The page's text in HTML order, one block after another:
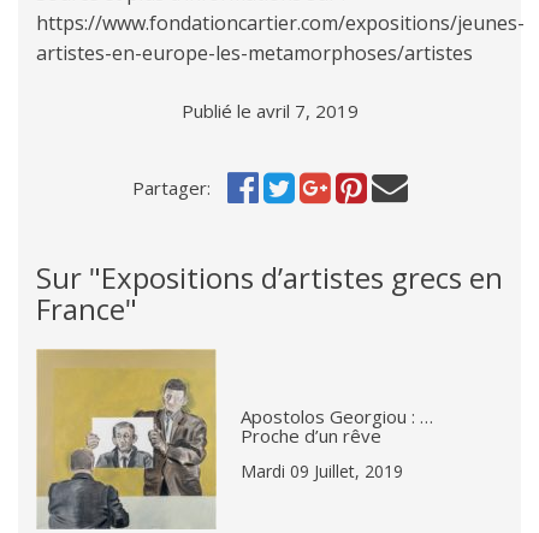
https://www.fondationcartier.com/expositions/jeunes-
artistes-en-europe-les-metamorphoses/artistes
Publié le avril 7, 2019
Partager:
Sur "Expositions d’artistes grecs en
France"
Apostolos Georgiou : …
Proche d’un rêve
Mardi 09 Juillet, 2019